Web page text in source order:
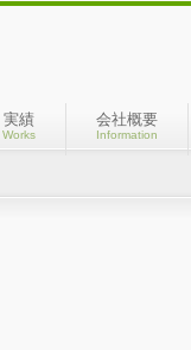
実績
Works
会社概要
Information